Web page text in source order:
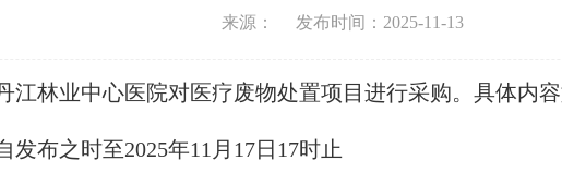
来源： 发布时间：2025-11-13
江林业中心医院对医疗废物处置项目进行采购。具体内容
发布之时至2025年11月17日17时止